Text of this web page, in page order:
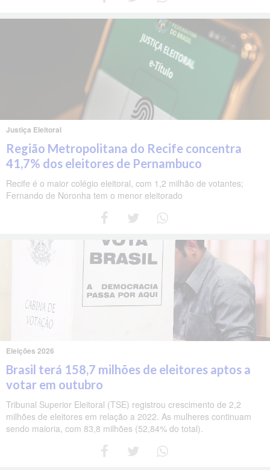
Justiça Eleitoral
Região Metropolitana do Recife concentra
41,7% dos eleitores de Pernambuco
Recife é o maior colégio eleitoral, com 1,2 milhão de votantes;
Fernando de Noronha tem o menor eleitorado
Eleições 2026
Brasil terá 158,7 milhões de eleitores aptos a
votar em outubro
Tribunal Superior Eleitoral (TSE) registrou crescimento de 2,2
milhões de eleitores em relação a 2022. As mulheres continuam
sendo maioria, com 83,8 milhões (52,84% do total).